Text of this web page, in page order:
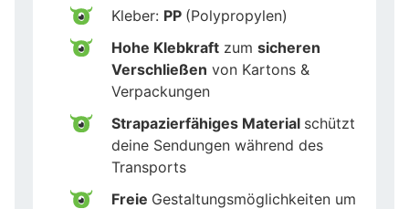
Kleber: PP (Polypropylen)
Hohe Klebkraft zum sicheren
Verschließen von Kartons &
Verpackungen
Strapazierfähiges Material schützt
deine Sendungen während des
Transports
Freie Gestaltungsmöglichkeiten um